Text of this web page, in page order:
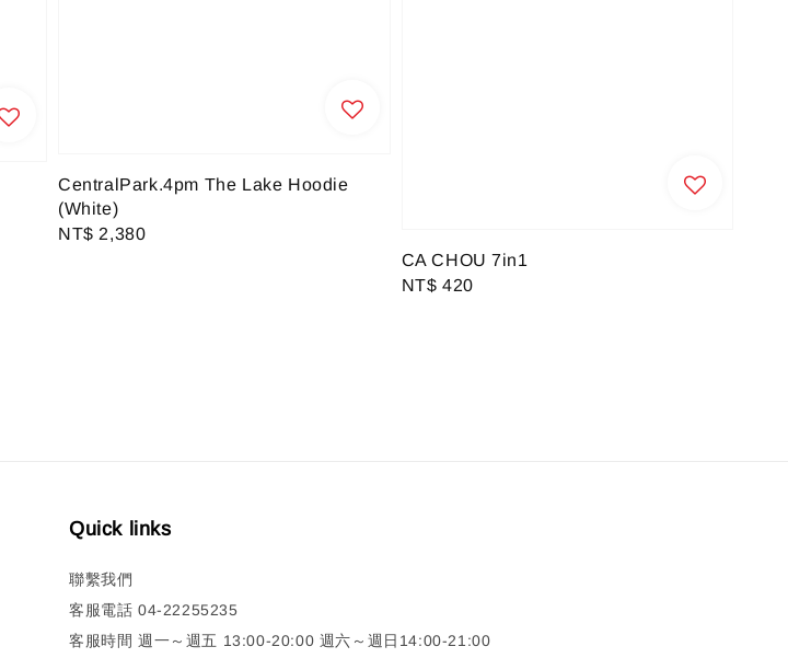
CentralPark.4pm The Lake Hoodie
(White)
Regular
NT$ 2,380
CA CHOU 7in1
Regular
NT$ 420
Quick links
聯繫我們
客服電話 04-22255235
客服時間 週一～週五 13:00-20:00 週六～週日14:00-21:00